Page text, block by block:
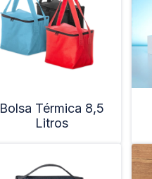
Bolsa Térmica 8,5
Litros